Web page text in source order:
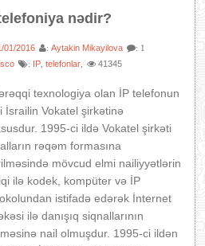
PROQRAMLAR
AVADANLIQLAR
XƏBƏRLƏR
nədir?
01/2016 :Aytakin Mikayilova : 1
: IP ,telefonlar 41345
texnologiya olan İP telefonun
İsrailin Vokatel şirkətinə
1995-ci ildə Vokatel şirkəti
rəqəm formasına
mövcud elmi nailiyyətlərin
ilə kodek, kompüter və İP
istifadə edərək İnternet
ilə danışıq siqnallarının
nail olmuşdur. 1995-ci ildən